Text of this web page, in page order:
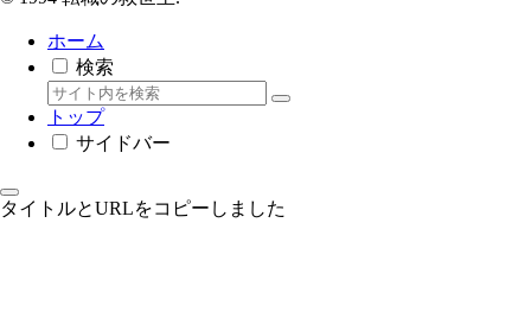
ホーム
検索
トップ
サイドバー
タイトルとURLをコピーしました